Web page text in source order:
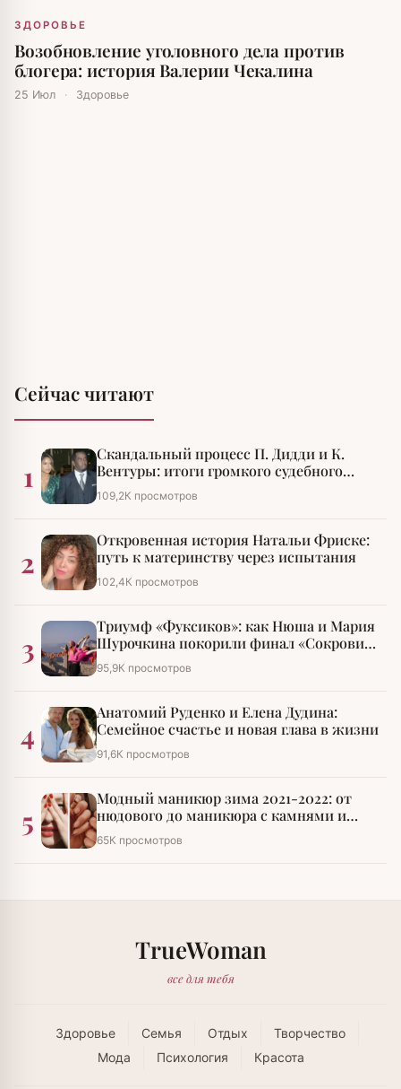
ЗДОРОВЬЕ
Возобновление уголовного дела против
блогера: история Валерии Чекалина
25 Июл · Здоровье
Сейчас читают
1
Скандальный процесс П. Дидди и К.
Вентуры: итоги громкого судебного
разбирательства
109,2К просмотров
2
Откровенная история Натальи Фриске:
путь к материнству через испытания
102,4К просмотров
3
Триумф «Фуксиков»: как Нюша и Мария
Шурочкина покорили финал «Сокровищ
императора»
95,9К просмотров
4
Анатомий Руденко и Елена Дудина:
Семейное счастье и новая глава в жизни
91,6К просмотров
5
Модный маникюр зима 2021-2022: от
нюдового до маникюра с камнями и
стразами
65К просмотров
TrueWoman
все для тебя
Здоровье Семья Отдых
Творчество
Мода
Психология Красота